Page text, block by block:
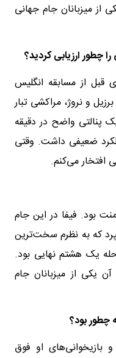
از میزبانان جام جهانی
ارزیابی کردید؟
قبل از مسابقه انگلیس
و نروژ، مراکشی تبار
پنالتی واضح در دقیقه
ضعیفی داشت. وقتی
افتخار می‌کنم.
بود. فیفا در این جام
سپرد که به نظرم سخت‌ترین
یک هشتم نهایی بود.
یکی از میزبانان جام
چطور بود؟
بازیخوانی‌های او فوق